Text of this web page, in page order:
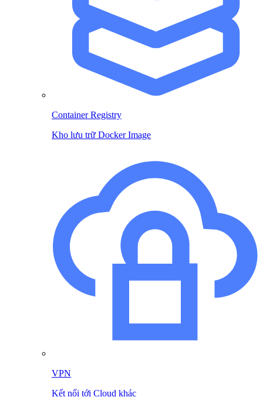
Container Registry
Kho lưu trữ Docker Image
VPN
Kết nối tới Cloud khác